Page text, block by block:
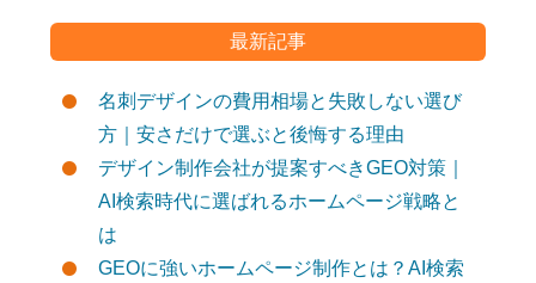
最新記事
名刺デザインの費用相場と失敗しない選び
方｜安さだけで選ぶと後悔する理由
デザイン制作会社が提案すべきGEO対策｜
AI検索時代に選ばれるホームページ戦略と
は
GEOに強いホームページ制作とは？AI検索